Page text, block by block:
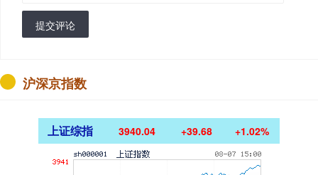
提交评论
沪深京指数
上证综指 3940.04 +39.68 +1.02%